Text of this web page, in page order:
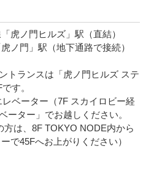
虎ノ門ヒルズ」駅（直結）
ノ門」駅（地下通路で接続）
トランスは「虎ノ門ヒルズ ステ
す。
ベーター（7F スカイロビー経
ーター」でお越しください。
方は、8F TOKYO NODE内から
で45Fへお上がりください）